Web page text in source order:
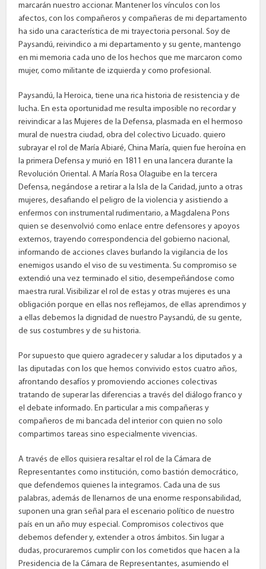
marcarán nuestro accionar. Mantener los vínculos con los
afectos, con los compañeros y compañeras de mi departamento
ha sido una característica de mi trayectoria personal. Soy de
Paysandú, reivindico a mi departamento y su gente, mantengo
en mi memoria cada uno de los hechos que me marcaron como
mujer, como militante de izquierda y como profesional.
Paysandú, la Heroica, tiene una rica historia de resistencia y de
lucha. En esta oportunidad me resulta imposible no recordar y
reivindicar a las Mujeres de la Defensa, plasmada en el hermoso
mural de nuestra ciudad, obra del colectivo Licuado. quiero
subrayar el rol de María Abiaré, China María, quien fue heroína en
la primera Defensa y murió en 1811 en una lancera durante la
Revolución Oriental. A María Rosa Olaguibe en la tercera
Defensa, negándose a retirar a la Isla de la Caridad, junto a otras
mujeres, desafiando el peligro de la violencia y asistiendo a
enfermos con instrumental rudimentario, a Magdalena Pons
quien se desenvolvió como enlace entre defensores y apoyos
externos, trayendo correspondencia del gobierno nacional,
informando de acciones claves burlando la vigilancia de los
enemigos usando el viso de su vestimenta. Su compromiso se
extendió una vez terminado el sitio, desempeñándose como
maestra rural. Visibilizar el rol de estas y otras mujeres es una
obligación porque en ellas nos reflejamos, de ellas aprendimos y
a ellas debemos la dignidad de nuestro Paysandú, de su gente,
de sus costumbres y de su historia.
Por supuesto que quiero agradecer y saludar a los diputados y a
las diputadas con los que hemos convivido estos cuatro años,
afrontando desafíos y promoviendo acciones colectivas
tratando de superar las diferencias a través del diálogo franco y
el debate informado. En particular a mis compañeras y
compañeros de mi bancada del interior con quien no solo
compartimos tareas sino especialmente vivencias.
A través de ellos quisiera resaltar el rol de la Cámara de
Representantes como institución, como bastión democrático,
que defendemos quienes la integramos. Cada una de sus
palabras, además de llenarnos de una enorme responsabilidad,
suponen una gran señal para el escenario político de nuestro
país en un año muy especial. Compromisos colectivos que
debemos defender y, extender a otros ámbitos. Sin lugar a
dudas, procuraremos cumplir con los cometidos que hacen a la
Presidencia de la Cámara de Representantes, asumiendo el